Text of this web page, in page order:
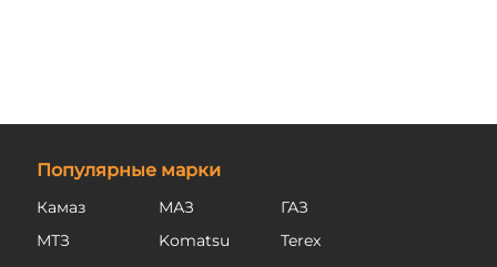
Популярные марки
Камаз МАЗ
ГАЗ
МТЗ
Komatsu
Terex